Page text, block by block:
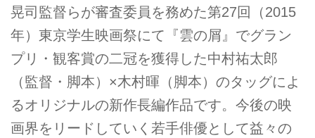
晃司監督らが審査委員を務めた第27回（2015
年）東京学生映画祭にて『雲の屑』でグラン
プリ・観客賞の二冠を獲得した中村祐太郎
（監督・脚本）×木村暉（脚本）のタッグによ
るオリジナルの新作長編作品です。今後の映
画界をリードしていく若手俳優として益々の